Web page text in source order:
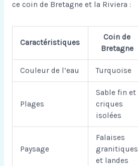
ce coin de Bretagne et la Riviera :
Caractéristiques
Coin de
Bretagne
Couleur de l’eau Turquoise
Plages
Sable fin et
criques
isolées
Paysage
Falaises
granitiques
et landes